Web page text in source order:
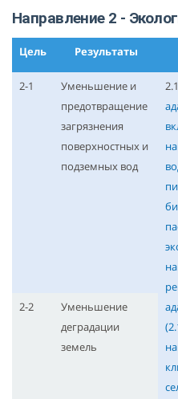
Направление 2 -
Цель Результаты
2-1
Уменьшение и
предотвращение
загрязнения
поверхностных и
подземных вод
2.1
2-2
Уменьшение
деградации
земель